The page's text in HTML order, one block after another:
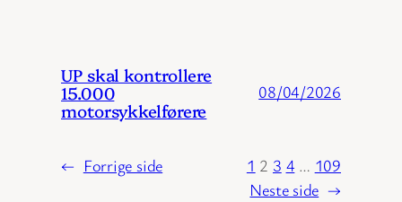
UP skal kontrollere
15.000
motorsykkelførere
08/04/2026
← Forrige side 1 2 3 4 … 109
Neste side →